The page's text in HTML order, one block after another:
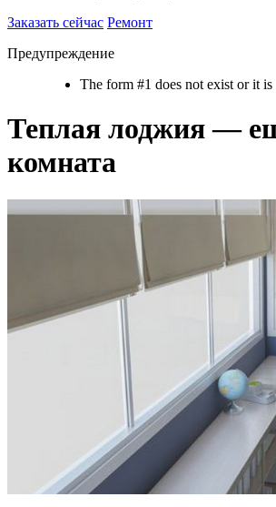
Заказать сейчас Ремонт
Предупреждение
The form #1 does not exist or it is
Теплая лоджия —
комната